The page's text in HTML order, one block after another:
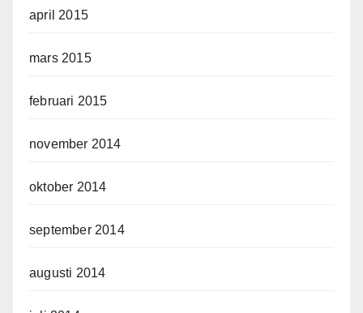
april 2015
mars 2015
februari 2015
november 2014
oktober 2014
september 2014
augusti 2014